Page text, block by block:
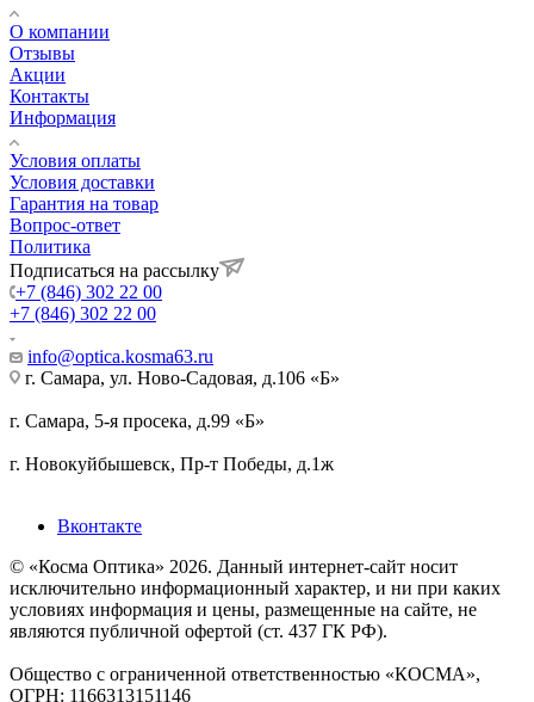
О компании
Отзывы
Акции
Контакты
Информация
Условия оплаты
Условия доставки
Гарантия на товар
Вопрос-ответ
Политика
Подписаться на рассылку
+7 (846) 302 22 00
+7 (846) 302 22 00
info@optica.kosma63.ru
г. Самара, ул. Ново-Садовая, д.106 «Б»
г. Самара, 5-я просека, д.99 «Б»
г. Новокуйбышевск, Пр-т Победы, д.1ж
Вконтакте
© «Косма Оптика» 2026. Данный интернет-сайт носит
исключительно информационный характер, и ни при каких
условиях информация и цены, размещенные на сайте, не
являются публичной офертой (ст. 437 ГК РФ).
Общество с ограниченной ответственностью «КОСМА»,
ОГРН: 1166313151146